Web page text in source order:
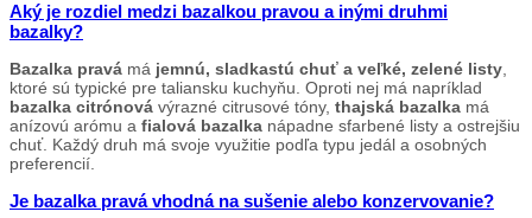
Aký je rozdiel medzi bazalkou pravou a inými druhmi
bazalky?
Bazalka pravá má jemnú, sladkastú chuť a veľké, zelené listy
ktoré sú typické pre taliansku kuchyňu. Oproti nej má napríklad
bazalka citrónová výrazné citrusové tóny, thajská bazalka má
anízovú arómu a fialová bazalka nápadne sfarbené listy a ostrejšiu
chuť. Každý druh má svoje využitie podľa typu jedál a osobných
preferencií.
Je bazalka pravá vhodná na sušenie alebo konzervovanie?